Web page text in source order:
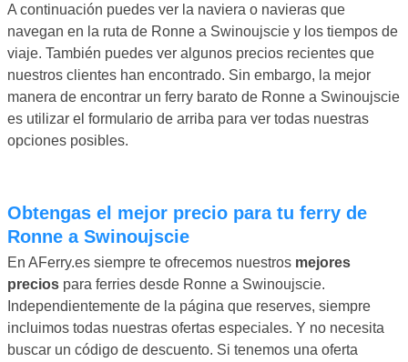
A continuación puedes ver la naviera o navieras que
navegan en la ruta de Ronne a Swinoujscie y los tiempos de
viaje. También puedes ver algunos precios recientes que
nuestros clientes han encontrado. Sin embargo, la mejor
manera de encontrar un ferry barato de Ronne a Swinoujscie
es utilizar el formulario de arriba para ver todas nuestras
opciones posibles.
Obtengas el mejor precio para tu ferry de
Ronne a Swinoujscie
En AFerry.es siempre te ofrecemos nuestros mejores
precios para ferries desde Ronne a Swinoujscie.
Independientemente de la página que reserves, siempre
incluimos todas nuestras ofertas especiales. Y no necesita
buscar un código de descuento. Si tenemos una oferta